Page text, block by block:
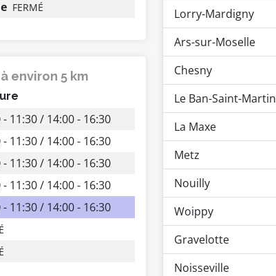
FERMÉ
à environ 5 km
- 11:30 / 14:00 - 16:30
- 11:30 / 14:00 - 16:30
- 11:30 / 14:00 - 16:30
- 11:30 / 14:00 - 16:30
- 11:30 / 14:00 - 16:30
Lorry-Mardigny
Ars-sur-Moselle
Chesny
Le Ban-Saint-Martin
La Maxe
Metz
Nouilly
Woippy
Gravelotte
Noisseville